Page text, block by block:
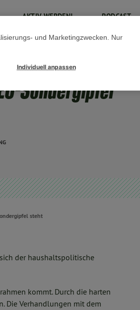
AKTIV WERDEN! PODCAST
Sondergipfel
steht
der haushaltspolitische
kommt. Durch die harten
Die Verhandlungen mit dem
und Marketingzwecken. Nur
Individuell anpassen